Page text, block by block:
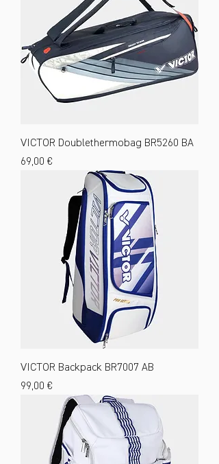
VICTOR Doublethermobag BR5260 BA
Preis
69,00 €
VICTOR Backpack BR7007 AB
Preis
99,00 €